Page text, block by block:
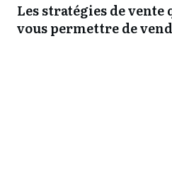
Les stratégies de vente
vous permettre de